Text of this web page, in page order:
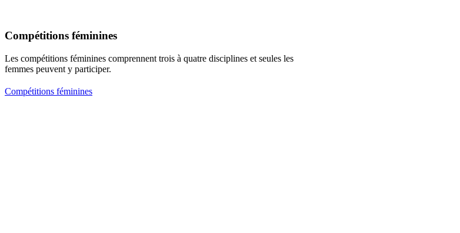
Compétitions féminines
Les compétitions féminines comprennent trois à quatre disciplines et seules les
femmes peuvent y participer.
Compétitions féminines